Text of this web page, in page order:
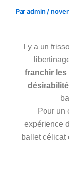
Paradmin /
Il y a un
franchir les
désirabilité
Pour un
expérience
ballet délicat